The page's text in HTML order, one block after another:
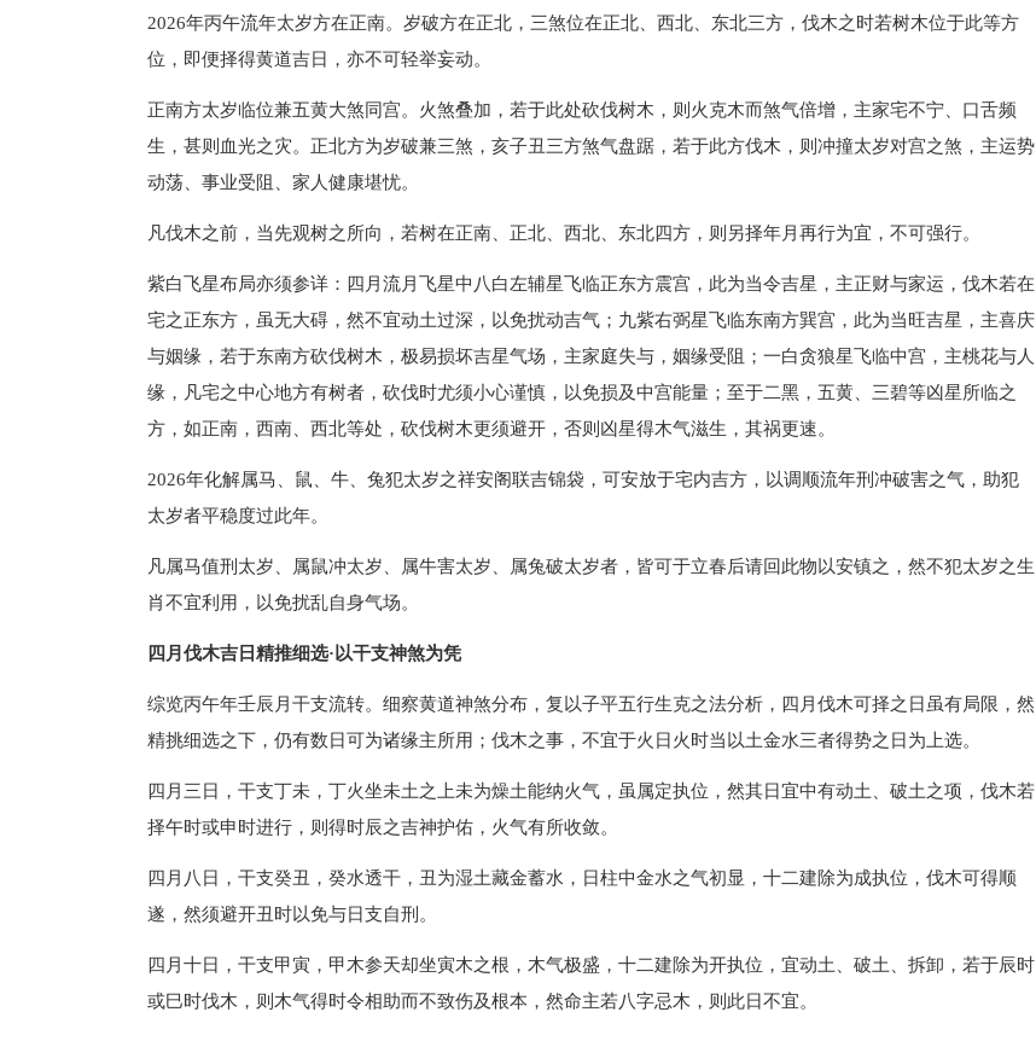
2026年丙午流年太岁方在正南。岁破方在正北，三煞位在正北、西北、东北三方，伐木之时若树木位于此等方
位，即便择得黄道吉日，亦不可轻举妄动。
正南方太岁临位兼五黄大煞同宫。火煞叠加，若于此处砍伐树木，则火克木而煞气倍增，主家宅不宁、口舌频
生，甚则血光之灾。正北方为岁破兼三煞，亥子丑三方煞气盘踞，若于此方伐木，则冲撞太岁对宫之煞，主运势
动荡、事业受阻、家人健康堪忧。
凡伐木之前，当先观树之所向，若树在正南、正北、西北、东北四方，则另择年月再行为宜，不可强行。
紫白飞星布局亦须参详：四月流月飞星中八白左辅星飞临正东方震宫，此为当令吉星，主正财与家运，伐木若在
宅之正东方，虽无大碍，然不宜动土过深，以免扰动吉气；九紫右弼星飞临东南方巽宫，此为当旺吉星，主喜庆
与姻缘，若于东南方砍伐树木，极易损坏吉星气场，主家庭失与，姻缘受阻；一白贪狼星飞临中宫，主桃花与人
缘，凡宅之中心地方有树者，砍伐时尤须小心谨慎，以免损及中宫能量；至于二黑，五黄、三碧等凶星所临之
方，如正南，西南、西北等处，砍伐树木更须避开，否则凶星得木气滋生，其祸更速。
2026年化解属马、鼠、牛、兔犯太岁之祥安阁联吉锦袋，可安放于宅内吉方，以调顺流年刑冲破害之气，助犯
太岁者平稳度过此年。
凡属马值刑太岁、属鼠冲太岁、属牛害太岁、属兔破太岁者，皆可于立春后请回此物以安镇之，然不犯太岁之生
肖不宜利用，以免扰乱自身气场。
四月伐木吉日精推细选·以干支神煞为凭
综览丙午年壬辰月干支流转。细察黄道神煞分布，复以子平五行生克之法分析，四月伐木可择之日虽有局限，然
精挑细选之下，仍有数日可为诸缘主所用；伐木之事，不宜于火日火时当以土金水三者得势之日为上选。
四月三日，干支丁未，丁火坐未土之上未为燥土能纳火气，虽属定执位，然其日宜中有动土、破土之项，伐木若
择午时或申时进行，则得时辰之吉神护佑，火气有所收敛。
四月八日，干支癸丑，癸水透干，丑为湿土藏金蓄水，日柱中金水之气初显，十二建除为成执位，伐木可得顺
遂，然须避开丑时以免与日支自刑。
四月十日，干支甲寅，甲木参天却坐寅木之根，木气极盛，十二建除为开执位，宜动土、破土、拆卸，若于辰时
或巳时伐木，则木气得时令相助而不致伤及根本，然命主若八字忌木，则此日不宜。